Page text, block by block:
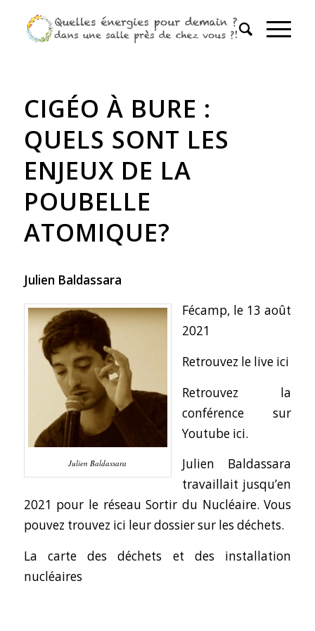
CIGÉO À BURE :
QUELS SONT LES
ENJEUX DE LA
POUBELLE
ATOMIQUE?
Julien Baldassara
Julien Baldassara
Fécamp, le 13 août
2021
Retrouvez le live ici
Retrouvez la
conférence sur
Youtube ici.
Julien Baldassara
travaillait jusqu’en
2021 pour le réseau Sortir du Nucléaire.Vous
pouvez trouvez ici leur dossier sur les déchets.
La carte des déchets et des installation
nucléaires